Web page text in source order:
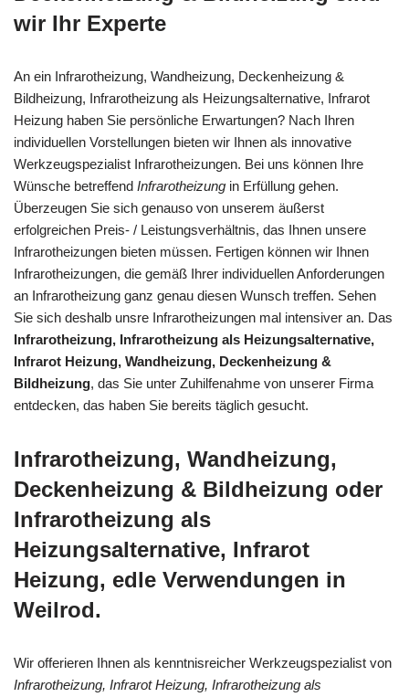
wir Ihr Experte
An ein Infrarotheizung, Wandheizung, Deckenheizung &
Bildheizung, Infrarotheizung als Heizungsalternative, Infrarot
Heizung haben Sie persönliche Erwartungen? Nach Ihren
individuellen Vorstellungen bieten wir Ihnen als innovative
Werkzeugspezialist Infrarotheizungen. Bei uns können Ihre
Wünsche betreffend Infrarotheizung in Erfüllung gehen.
Überzeugen Sie sich genauso von unserem äußerst
erfolgreichen Preis- / Leistungsverhältnis, das Ihnen unsere
Infrarotheizungen bieten müssen. Fertigen können wir Ihnen
Infrarotheizungen, die gemäß Ihrer individuellen Anforderungen
an Infrarotheizung ganz genau diesen Wunsch treffen. Sehen
Sie sich deshalb unsre Infrarotheizungen mal intensiver an. Das
Infrarotheizung, Infrarotheizung als Heizungsalternative,
Infrarot Heizung, Wandheizung, Deckenheizung &
Bildheizung, das Sie unter Zuhilfenahme von unserer Firma
entdecken, das haben Sie bereits täglich gesucht.
Infrarotheizung, Wandheizung,
Deckenheizung & Bildheizung oder
Infrarotheizung als
Heizungsalternative, Infrarot
Heizung, edle Verwendungen in
Weilrod.
Wir offerieren Ihnen als kenntnisreicher Werkzeugspezialist von
Infrarotheizung, Infrarot Heizung, Infrarotheizung als